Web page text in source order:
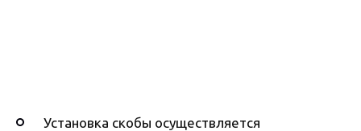
Установка скобы осуществляется